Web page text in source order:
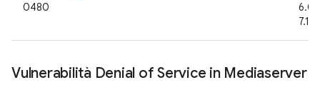
0480
7.1.1
Vulnerabilità Denial of Service in Mediaserver